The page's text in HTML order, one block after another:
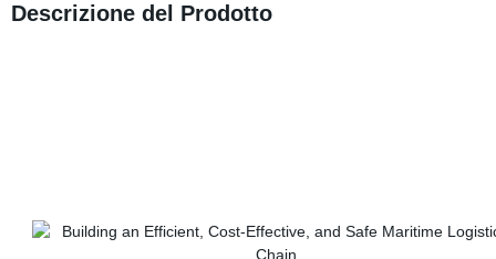
Descrizione del Prodotto